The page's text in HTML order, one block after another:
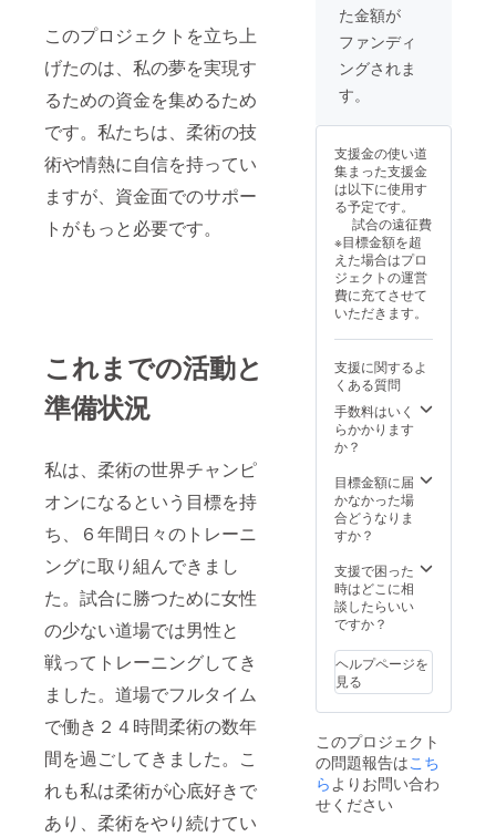
このプロジェクトを立ち上
げたのは、私の夢を実現す
るための資金を集めるため
です。私たちは、柔術の技
術や情熱に自信を持ってい
ますが、資金面でのサポー
トがもっと必要です。
これまでの活動と
準備状況
私は、柔術の世界チャンピ
オンになるという目標を持
ち、６年間日々のトレーニ
ングに取り組んできまし
た。試合に勝つために女性
の少ない道場では男性と
戦ってトレーニングしてき
ました。道場でフルタイム
で働き２４時間柔術の数年
間を過ごしてきました。こ
れも私は柔術が心底好きで
あり、柔術をやり続けてい
た金額が
ファンディ
ングされま
す。
支援金の使い道
集まった支援金
は以下に使用す
る予定です。
試合の遠征費
※目標金額を超
えた場合はプロ
ジェクトの運営
費に充てさせて
いただきます。
支援に関するよ
くある質問
手数料はいく
らかかります
か？
目標金額に届
かなかった場
合どうなりま
すか？
支援で困った
時はどこに相
談したらいい
ですか？
ヘルプページを
見る
このプロジェクト
の問題報告はこち
ら よりお問い合わ
せください